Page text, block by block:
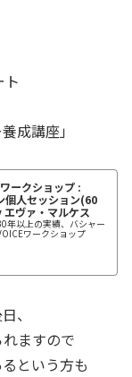
成講座」
ークショップ :
個人セッション(60
ヴァ・マルケス
年以上の実績、バシャー
ワークショップ
、
ますので
という方も